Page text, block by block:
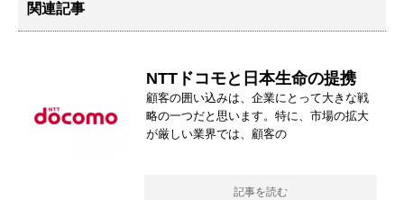
関連記事
NTTドコモと日本生命の提携
顧客の囲い込みは、企業にとって大きな戦
略の一つだと思います。特に、市場の拡大
が厳しい業界では、顧客の
記事を読む